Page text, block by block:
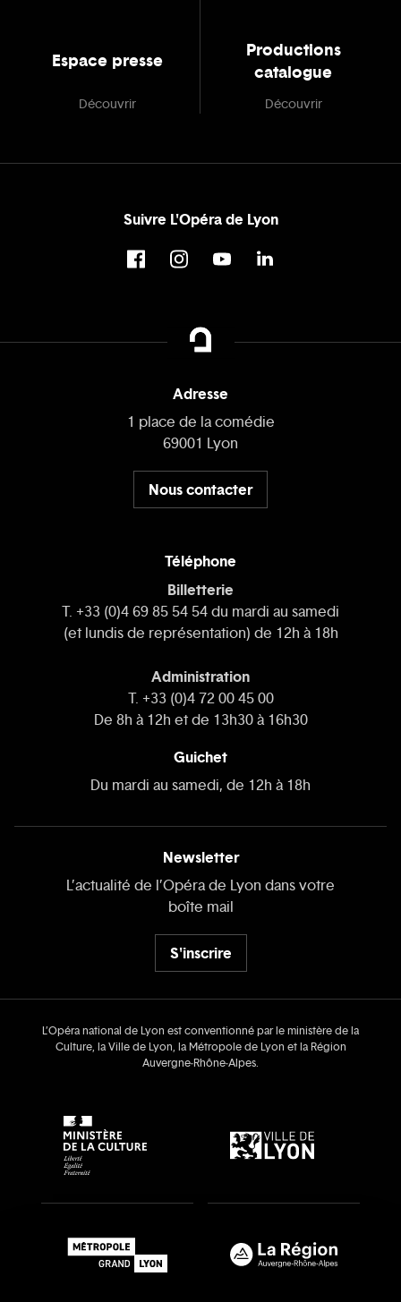
Espace presse
Découvrir
Productions
catalogue
Découvrir
Suivre L'Opéra de Lyon
Adresse
1 place de la comédie
69001 Lyon
Nous contacter
Téléphone
Billetterie
T. +33 (0)4 69 85 54 54 du mardi au samedi
(et lundis de représentation) de 12h à 18h
Administration
T. +33 (0)4 72 00 45 00
De 8h à 12h et de 13h30 à 16h30
Guichet
Du mardi au samedi, de 12h à 18h
Newsletter
L’actualité de l’Opéra de Lyon dans votre
boîte mail
S'inscrire
L’Opéra national de Lyon est conventionné par le ministère de la
Culture, la Ville de Lyon, la Métropole de Lyon et la Région
Auvergne‑Rhône‑Alpes.